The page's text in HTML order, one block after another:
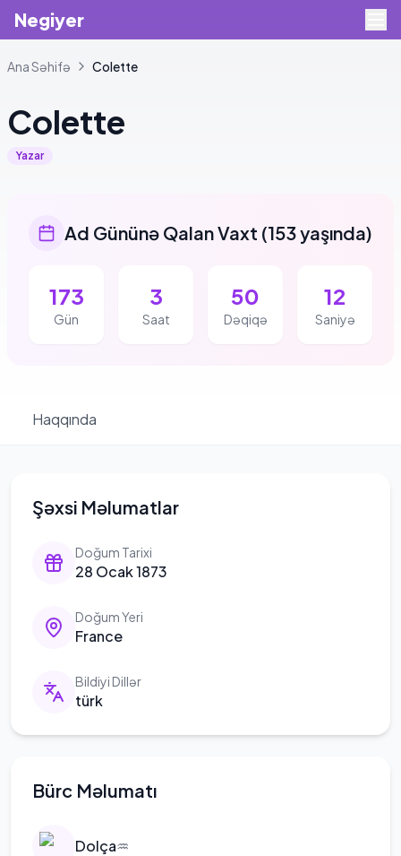
Negiyer
Ana Səhifə Colette
Colette
Yazar
Ad Gününə Qalan Vaxt (153 yaşında)
173
Gün
3
Saat
50
Dəqiqə
12
Saniyə
Haqqında
Şəxsi Məlumatlar
Doğum Tarixi
28 Ocak 1873
Doğum Yeri
France
Bildiyi Dillər
türk
Bürc Məlumatı
Dolça♒